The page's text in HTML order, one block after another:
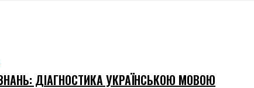
ДІАГНОСТИКА УКРАЇНСЬКОЮ МОВОЮ